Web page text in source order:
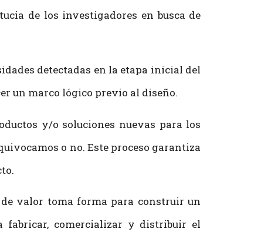
de los investigadores en busca de
detectadas en la etapa inicial del
un marco lógico previo al diseño.
y/o soluciones nuevas para los
o no. Este proceso garantiza
valor toma forma para construir un
fabricar, comercializar y distribuir el